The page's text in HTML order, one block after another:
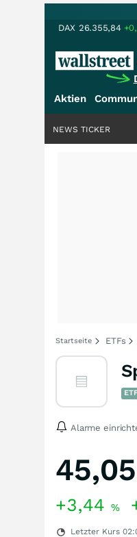
DAX 26.355,84
Aktien
NEWS TICKER
Startseite ETFs
Alarme
45,05
+3,44 %
Letzter Kurs